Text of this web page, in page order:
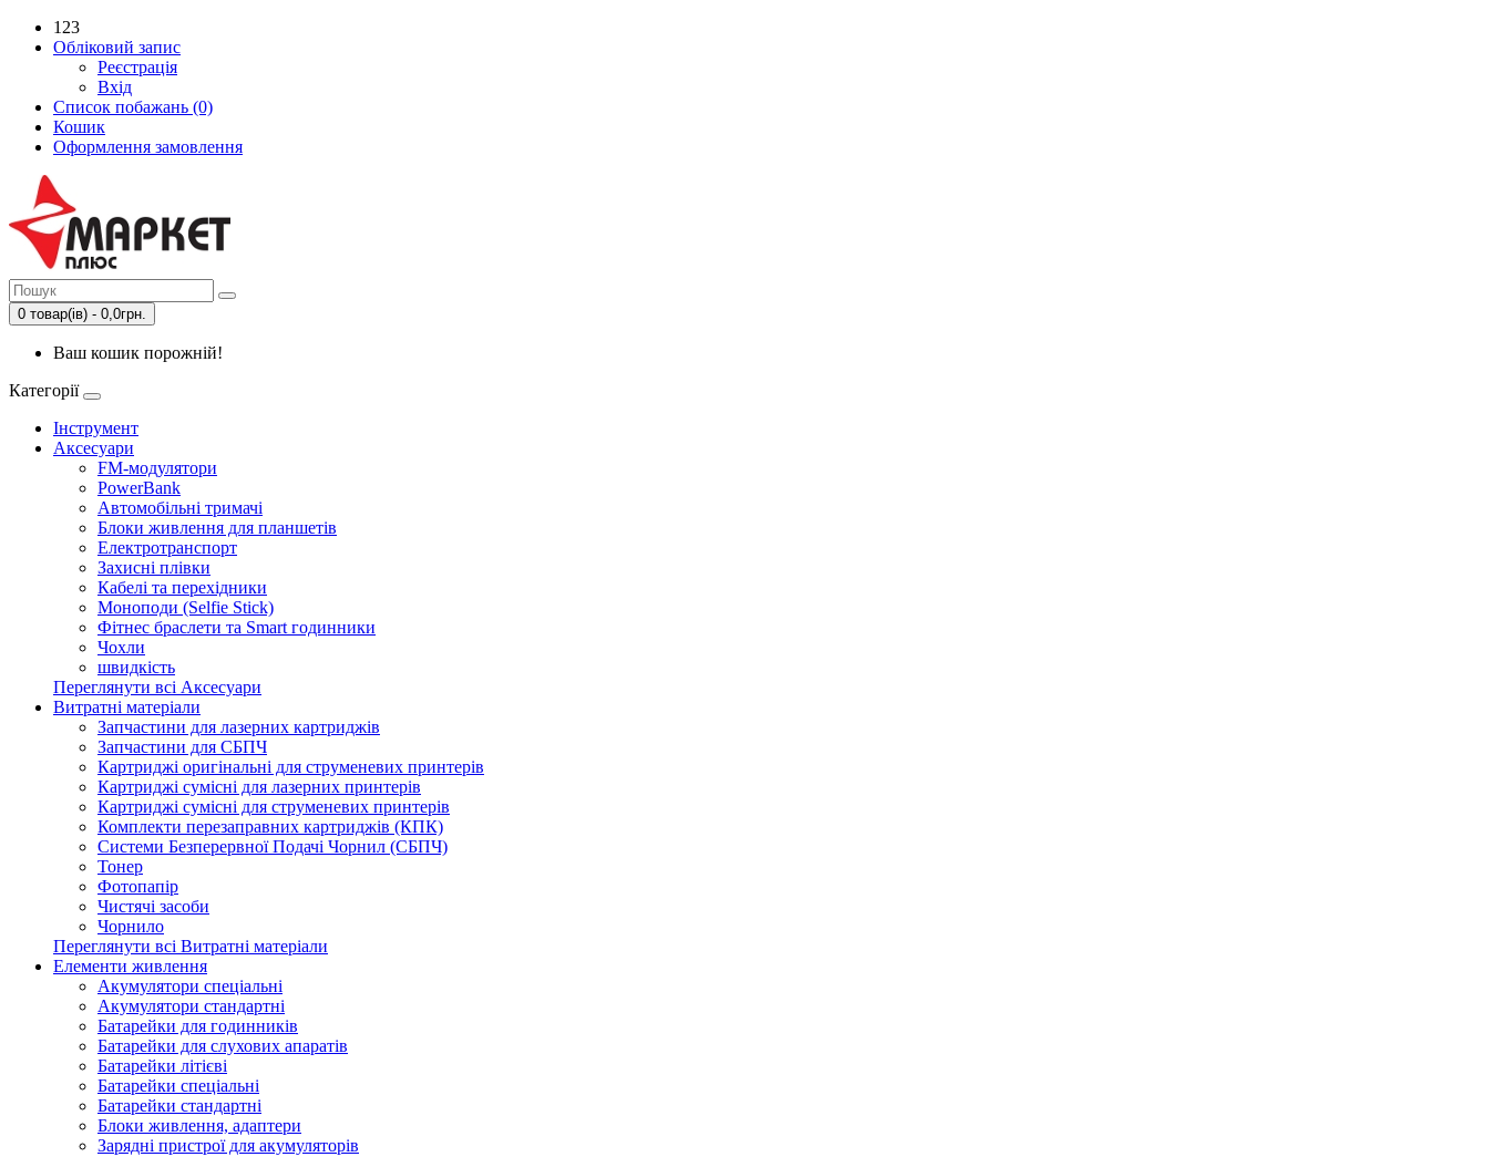
123
Обліковий запис
Реєстрація
Вхід
Список побажань (0)
Кошик
Оформлення замовлення
0 товар(ів) - 0,0грн.
Ваш кошик порожній!
Категорії
Інструмент
Аксесуари
FM-модулятори
PowerBank
Автомобільні тримачі
Блоки живлення для планшетів
Електротранспорт
Захисні плівки
Кабелі та перехідники
Моноподи (Selfie Stick)
Фітнес браслети та Smart годинники
Чохли
швидкість
Переглянути всі Аксесуари
Витратні матеріали
Запчастини для лазерних картриджів
Запчастини для СБПЧ
Картриджі оригінальні для струменевих принтерів
Картриджі сумісні для лазерних принтерів
Картриджі сумісні для струменевих принтерів
Комплекти перезаправних картриджів (КПК)
Системи Безперервної Подачі Чорнил (СБПЧ)
Тонер
Фотопапір
Чистячі засоби
Чорнило
Переглянути всі Витратні матеріали
Елементи живлення
Акумулятори спеціальні
Акумулятори стандартні
Батарейки для годинників
Батарейки для слухових апаратів
Батарейки літієві
Батарейки спеціальні
Батарейки стандартні
Блоки живлення, адаптери
Зарядні пристрої для акумуляторів